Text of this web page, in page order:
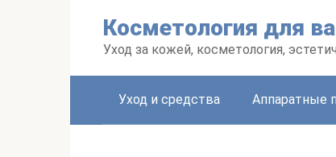
Косметология для
Уход за кожей, косметология,
Уход и средства Аппаратные